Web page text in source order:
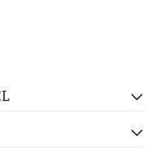
Winkel